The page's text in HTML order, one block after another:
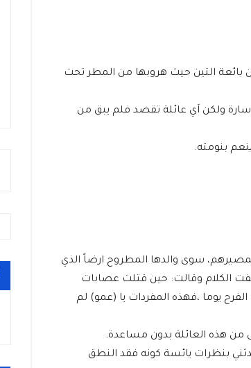
بائعة التين حيث هروبها من المطر تحت
ولكن اَي عائلة تقصد فلم يبق من
بنومته.
سوى والدها المطروح ارضاً الذي
الكلام وقالت: حين قتلت عصابات
يوما ،فهذه المفردات يا (عمو) لم
من هذه العائلة بدون مساعدة.
بنظرات يائسة كونه فقد النطق